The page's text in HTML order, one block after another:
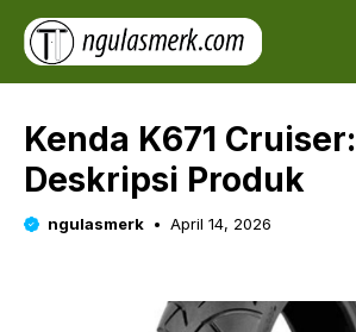
Skip
content
Kenda K671 Cruiser:
Deskripsi Produk
ngulasmerk April 14, 2026